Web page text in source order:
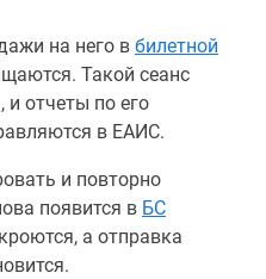
на него в билетной
Такой сеанс
и отчеты по его
в ЕАИС.
и повторно
появится в БС
а отправка